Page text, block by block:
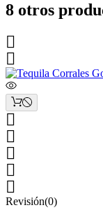
8 otros







Revisión(0)